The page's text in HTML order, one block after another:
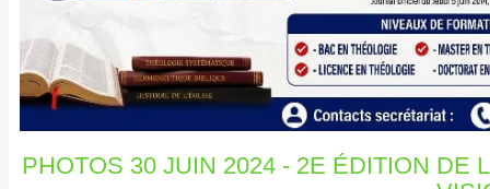
PHOTOS 30 JUIN 2024 - 2E ÉDITION DE